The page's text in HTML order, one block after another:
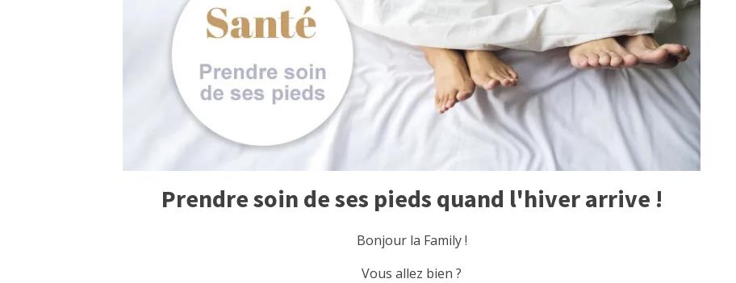
Prendre soin de ses pieds quand l'hiver arrive !
Bonjour la Family !
Vous allez bien ?